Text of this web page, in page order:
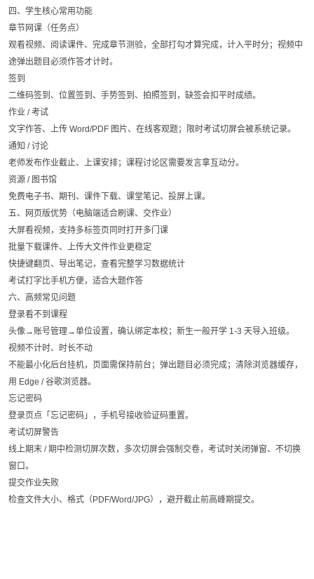
四、学生核心常用功能
章节网课（任务点）
观看视频、阅读课件、完成章节测验，全部打勾才算完成，计入平时分；视频中
途弹出题目必须作答才计时。
签到
二维码签到、位置签到、手势签到、拍照签到，缺签会扣平时成绩。
作业 / 考试
文字作答、上传 Word/PDF 图片、在线客观题；限时考试切屏会被系统记录。
通知 / 讨论
老师发布作业截止、上课安排；课程讨论区需要发言拿互动分。
资源 / 图书馆
免费电子书、期刊、课件下载、课堂笔记、投屏上课。
五、网页版优势（电脑端适合刷课、交作业）
大屏看视频，支持多标签页同时打开多门课
批量下载课件、上传大文件作业更稳定
快捷键翻页、导出笔记，查看完整学习数据统计
考试打字比手机方便，适合大题作答
六、高频常见问题
登录看不到课程
头像→账号管理→单位设置，确认绑定本校；新生一般开学 1-3 天导入班级。
视频不计时、时长不动
不能最小化后台挂机，页面需保持前台；弹出题目必须完成；清除浏览器缓存，
用 Edge / 谷歌浏览器。
忘记密码
登录页点「忘记密码」，手机号接收验证码重置。
考试切屏警告
线上期末 / 期中检测切屏次数，多次切屏会强制交卷，考试时关闭弹窗、不切换
窗口。
提交作业失败
检查文件大小、格式（PDF/Word/JPG），避开截止前高峰期提交。